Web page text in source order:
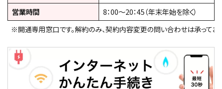
営業時間
8：00～20：45（年末年始を除く）
※開通専用窓口です。解約のみ、契約内容変更の問い合わせは承ってお